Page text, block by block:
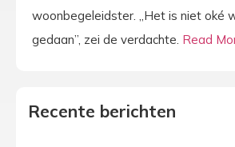
woonbegeleidster. „Het is niet oké
gedaan”, zei de verdachte. Read
Recente berichten